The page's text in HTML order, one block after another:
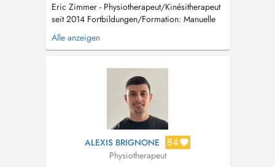
Eric Zimmer - Physiotherapeut/Kinésitherapeut
seit 2014 Fortbildungen/Formation: Manuelle
Therapie Taping Flossing Sportphysiotherapie
Ausbildung zum Neuroathletiktrainer Wenn Sie
finden, kontaktieren Sie mich bitte unter +352
Alle anzeigen
ALEXIS BRIGNONE 84
Physiotherapeut